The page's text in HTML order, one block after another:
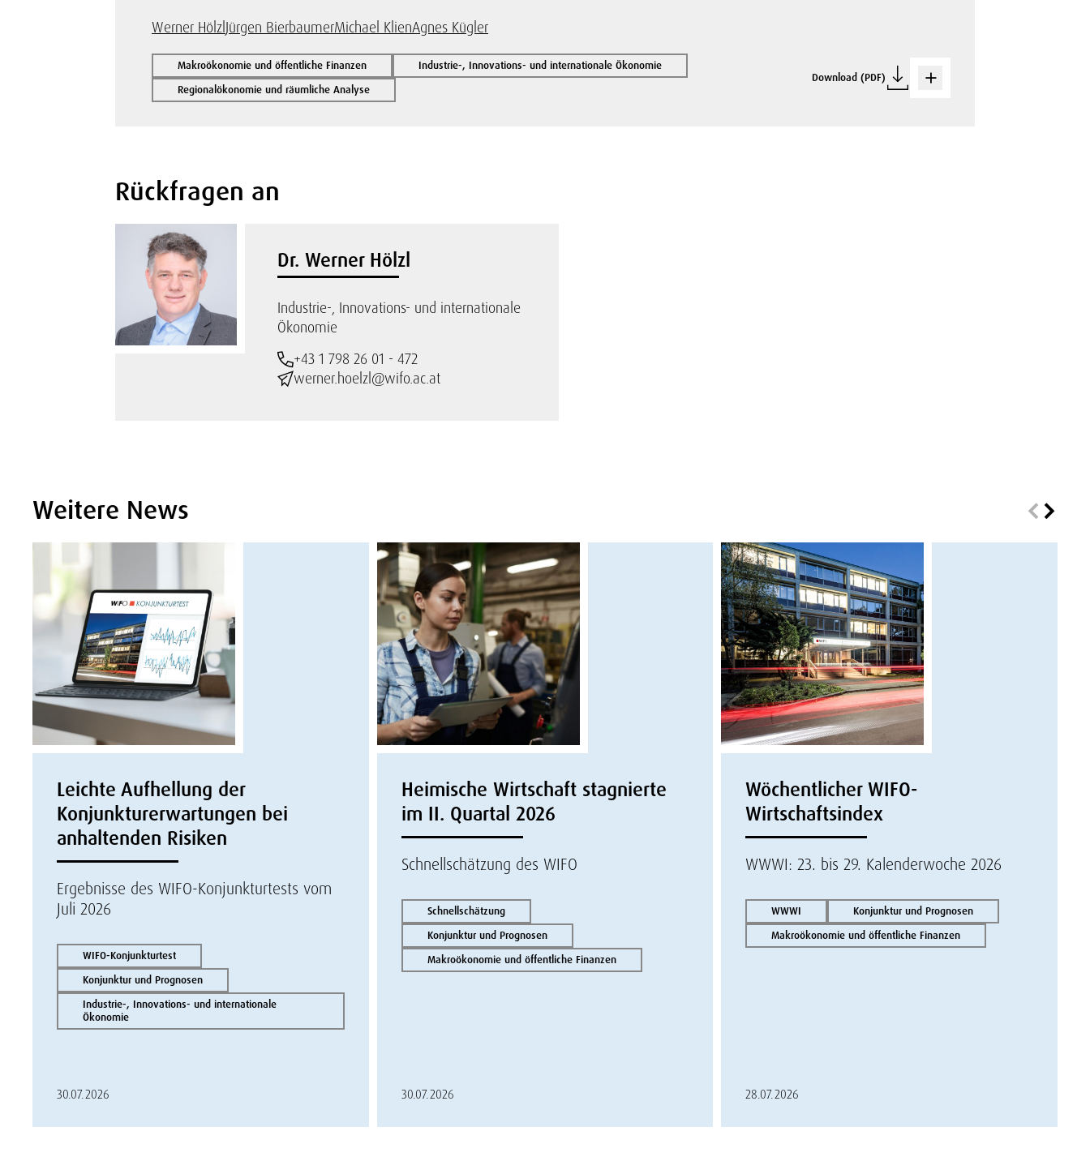
Werner Hölzl Jürgen BierbaumerMichael KlienAgnes Kügler
Makroökonomie und öffentliche Finanzen
Industrie-, Innovations- und internationale Ökonomie
Regionalökonomie und räumliche Analyse
Download (PDF)
Rückfragen an
Dr. Werner Hölzl
Industrie-, Innovations- und internationale
Ökonomie
+43 1 798 26 01 - 472
werner.hoelzl@wifo.ac.at
Weitere News
Leichte Aufhellung der
Konjunkturerwartungen bei
anhaltenden Risiken
Ergebnisse des WIFO-Konjunkturtests vom
Juli 2026
WIFO-Konjunkturtest
Konjunktur und Prognosen
Industrie-, Innovations- und internationale
Ökonomie
30.07.2026
Heimische Wirtschaft stagnierte
im II. Quartal 2026
Schnellschätzung des WIFO
Schnellschätzung
Konjunktur und Prognosen
Makroökonomie und öffentliche Finanzen
30.07.2026
Wöchentlicher WIFO-
Wirtschaftsindex
WWWI: 23. bis 29. Kalenderwoche 2026
WWWI
Konjunktur und Prognosen
Makroökonomie und öffentliche Finanzen
28.07.2026